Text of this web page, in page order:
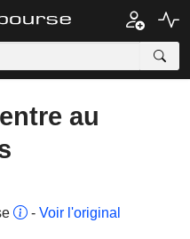
au
- Voir l'original